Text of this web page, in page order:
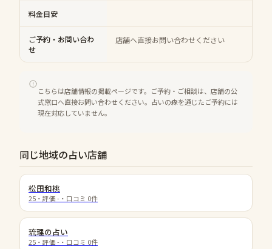
料金目安
ご予約・お問い合わ
せ
店舗へ直接お問い合わせください
こちらは店舗情報の掲載ページです。ご予約・ご相談は、店舗の公
式窓口へ直接お問い合わせください。占いの森を通じたご予約には
現在対応していません。
同じ地域の占い店舗
松田和桃
25 ・評価 - ・口コミ 0件
琉理の占い
25 ・評価 - ・口コミ 0件